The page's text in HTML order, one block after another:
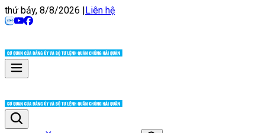
thứ bảy, 8/8/2026 |Liên hệ